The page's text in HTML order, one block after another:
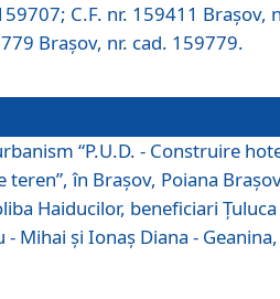
C.F. nr. 159411 Brașov,
Brașov, nr. cad. 159779.
“P.U.D. - Construire
în Braşov, Poiana
Haiducilor, beneficiari
Mihai şi Ionaş Diana - Geanina,